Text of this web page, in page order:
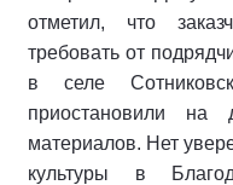
отметил, что
требовать от
в селе
приостановили на
материалов. Нет
культуры в